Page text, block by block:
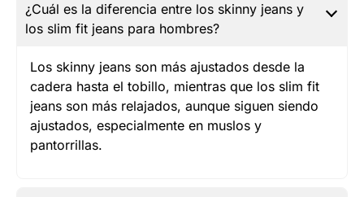
¿Cuál es la diferencia entre los skinny jeans y
los slim fit jeans para hombres?
Los skinny jeans son más ajustados desde la
cadera hasta el tobillo, mientras que los slim fit
jeans son más relajados, aunque siguen siendo
ajustados, especialmente en muslos y
pantorrillas.